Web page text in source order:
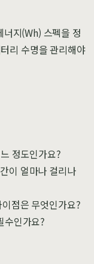
지(Wh) 스펙을 정
리 수명을 관리해야
정도인가요?
이 얼마나 걸리나
점은 무엇인가요?
수인가요?